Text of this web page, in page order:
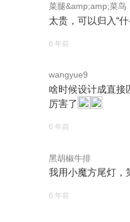
菜腿&amp;amp;菜鸟
太贵，可以归入“
6 年前
wangyue9
啥时候设计成直接
厉害了
6 年前
黑胡椒牛排
我用小魔方尾灯，
6 年前